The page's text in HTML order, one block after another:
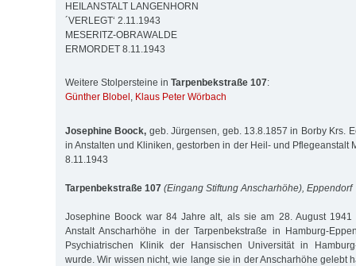
HEILANSTALT LANGENHORN
´VERLEGT‘ 2.11.1943
MESERITZ-OBRAWALDE
ERMORDET 8.11.1943
Weitere Stolpersteine in Tarpenbekstraße 107:
Günther Blobel , Klaus Peter Wörbach
Josephine Boock, geb. Jürgensen, geb. 13.8.1857 in Borby Krs.
in Anstalten und Kliniken, gestorben in der Heil- und Pflegeanstalt
8.11.1943
Tarpenbekstraße 107 (Eingang Stiftung Anscharhöhe), Eppendorf
Josephine Boock war 84 Jahre alt, als sie am 28. August 1941
Anstalt Anscharhöhe in der Tarpenbekstraße in Hamburg-
Psychiatrischen Klinik der Hansischen Universität in
wurde. Wir wissen nicht, wie lange sie in der Anscharhöhe gelebt